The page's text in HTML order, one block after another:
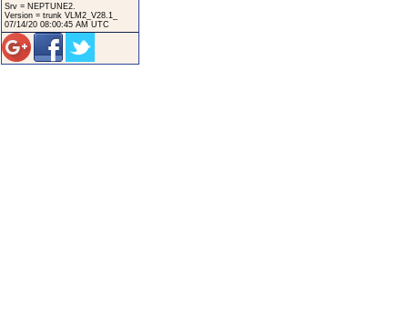
Srv = NEPTUNE2.
Version = trunk VLM2_V28.1_
07/14/20 08:00:45 AM UTC